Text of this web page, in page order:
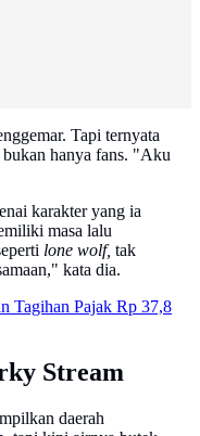
Tapi ternyata
hanya fans. "Aku
karakter yang ia
masa lalu
lone wolf, tak
kata dia.
Tagihan Pajak Rp 37,8
Stream
daerah